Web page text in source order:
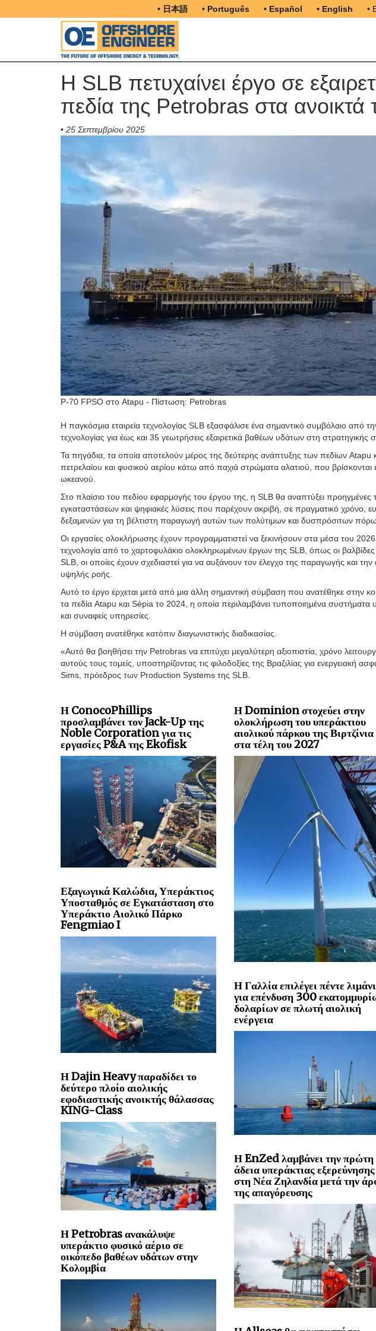
• 日本語 • Português • Español • English •
Η SLB πετυχαίνει έργο σε
πεδία της Petrobras στα ανοικτά
• 25 Σεπτεμβρίου 2025
P-70 FPSO στο Atapu - Πίστωση: Petrobras
Η παγκόσμια εταιρεία τεχνολογίας SLB εξασφάλισε ένα σημαντικό συμβόλαιο από
τεχνολογίας για έως και 35 γεωτρήσεις εξαιρετικά βαθέων υδάτων στη στρατηγικής
Τα πηγάδια, τα οποία αποτελούν μέρος της δεύτερης ανάπτυξης των πεδίων Atapu
πετρελαίου και φυσικού αερίου κάτω από παχιά στρώματα αλατιού, που
ωκεανού.
Στο πλαίσιο του πεδίου εφαρμογής του έργου της, η SLB θα αναπτύξει προηγμένες
εγκαταστάσεων και ψηφιακές λύσεις που παρέχουν ακριβή, σε πραγματικό χρόνο,
δεξαμενών για τη βέλτιστη παραγωγή αυτών των πολύτιμων και δυσπρόσιτων
Οι εργασίες ολοκλήρωσης έχουν προγραμματιστεί να ξεκινήσουν στα μέσα του
τεχνολογία από το χαρτοφυλάκιο ολοκληρωμένων έργων της SLB, όπως οι
SLB, οι οποίες έχουν σχεδιαστεί για να αυξάνουν τον έλεγχο της παραγωγής και
υψηλής ροής.
Αυτό το έργο έρχεται μετά από μια άλλη σημαντική σύμβαση που ανατέθηκε στην
τα πεδία Atapu και Sépia το 2024, η οποία περιλαμβάνει τυποποιημένα
και συναφείς υπηρεσίες.
Η σύμβαση ανατέθηκε κατόπιν διαγωνιστικής διαδικασίας.
«Αυτό θα βοηθήσει την Petrobras να επιτύχει μεγαλύτερη αξιοπιστία, χρόνο
αυτούς τους τομείς, υποστηρίζοντας τις φιλοδοξίες της Βραζιλίας για ενεργειακή
Sims, πρόεδρος των Production Systems της SLB.
Η ConocoPhillips
προσλαμβάνει τον Jack-Up της
Noble Corporation για τις
εργασίες P&A της Ekofisk
Εξαγωγικά Καλώδια, Υπεράκτιος
Υποσταθμός σε Εγκατάσταση στο
Υπεράκτιο Αιολικό Πάρκο
Fengmiao I
Η Dajin Heavy παραδίδει το
δεύτερο πλοίο αιολικής
εφοδιαστικής ανοικτής θάλασσας
KING-Class
Η Petrobras ανακάλυψε
υπεράκτιο φυσικό αέριο σε
οικόπεδο βαθέων υδάτων στην
Κολομβία
Η Dominion στοχεύει στην
ολοκλήρωση του υπεράκτιου
αιολικού πάρκου της Βιρτζίνια
στα τέλη του 2027
Η Γαλλία επιλέγει πέντε
για επένδυση 300
δολαρίων σε πλωτή αιολική
ενέργεια
Η EnZed λαμβάνει την πρώτη
άδεια υπεράκτιας εξερεύνησης
στη Νέα Ζηλανδία μετά την
της απαγόρευσης